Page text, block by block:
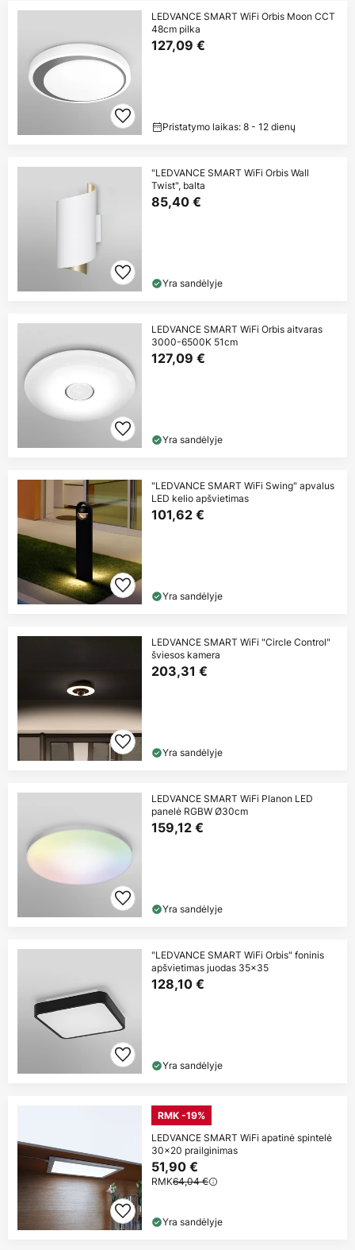
LEDVANCE SMART WiFi Orbis Moon CCT
48cm pilka
127,09 €
Pristatymo laikas: 8 - 12 dienų
"LEDVANCE SMART WiFi Orbis Wall
Twist", balta
85,40 €
Yra sandėlyje
LEDVANCE SMART WiFi Orbis aitvaras
3000-6500K 51cm
127,09 €
Yra sandėlyje
"LEDVANCE SMART WiFi Swing" apvalus
LED kelio apšvietimas
101,62 €
Yra sandėlyje
LEDVANCE SMART WiFi "Circle Control"
šviesos kamera
203,31 €
Yra sandėlyje
LEDVANCE SMART WiFi Planon LED
panelė RGBW Ø30cm
159,12 €
Yra sandėlyje
"LEDVANCE SMART WiFi Orbis" foninis
apšvietimas juodas 35x35
128,10 €
Yra sandėlyje
RMK -19%
LEDVANCE SMART WiFi apatinė spintelė
30x20 prailginimas
51,90 €
RMK64,04 €
Yra sandėlyje